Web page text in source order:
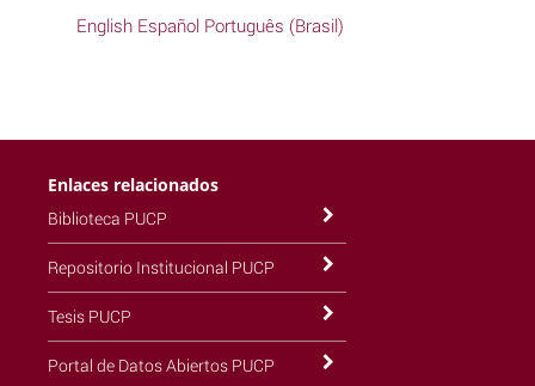
English Español Português (Brasil)
Enlaces relacionados
Biblioteca PUCP
Repositorio Institucional PUCP
Tesis PUCP
Portal de Datos Abiertos PUCP